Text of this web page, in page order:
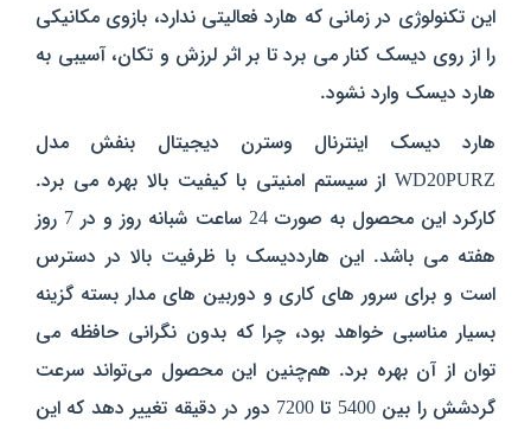
این تکنولوژی در زمانی که هارد فعالیتی ندارد، بازوی مکانیکی
را از روی دیسک کنار می برد تا بر اثر لرزش و تکان، آسیبی به
هارد دیسک وارد نشود.
هارد دیسک اینترنال وسترن دیجیتال بنفش مدل
WD20PURZ از سیستم امنیتی با کیفیت بالا بهره می برد.
کارکرد این محصول به صورت 24 ساعت شبانه روز و در 7 روز
هفته می باشد. این هارددیسک با ظرفیت بالا در دسترس
است و برای سرور های کاری و دوربین های مدار بسته گزینه
بسیار مناسبی خواهد بود، چرا که بدون نگرانی حافظه می
توان از آن بهره برد. هم‌چنین این محصول می‌تواند سرعت
گردشش را بین 5400 تا 7200 دور در دقیقه تغییر دهد که این